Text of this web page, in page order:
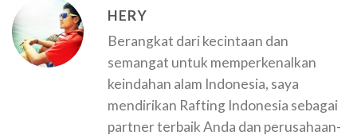
HERY
Berangkat dari kecintaan dan
semangat untuk memperkenalkan
keindahan alam Indonesia, saya
mendirikan Rafting Indonesia sebagai
partner terbaik Anda dan perusahaan-